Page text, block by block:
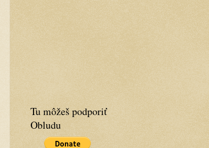
Tu môžeš podporiť
Obludu